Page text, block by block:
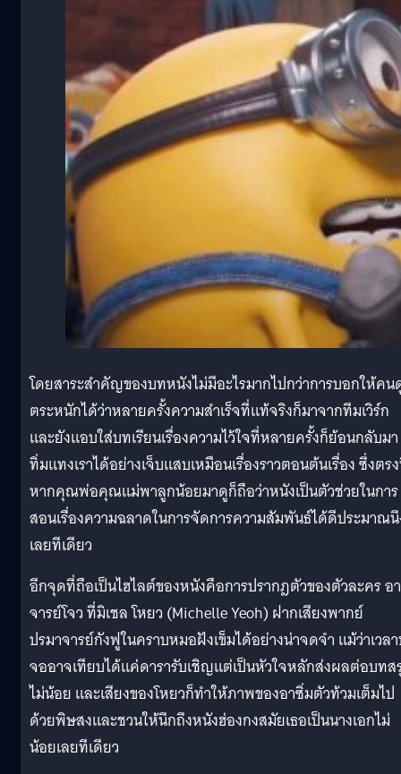
โดยสาระสำคัญของบทหนังไม่มีอะไรมากไปกว่าการบอกให้คน
ตระหนักได้ว่าหลายครั้งความสำเร็จที่แท้จริงก็มาจากทีมเวิร์ก
และยังแอบใส่บทเรียนเรื่องความไว้ใจที่หลายครั้งก็ย้อนกลับมา
ทิ่มแทงเราได้อย่างเจ็บแสบเหมือนเรื่องราวตอนต้นเรื่อง ซึ่งตร
หากคุณพ่อคุณแม่พาลูกน้อยมาดูก็ถือว่าหนังเป็นตัวช่วยในการ
สอนเรื่องความฉลาดในการจัดการความสัมพันธ์ได้ดีประมาณ
เลยทีเดียว
อีกจุดที่ถือเป็นไฮไลต์ของหนังคือการปรากฎตัวของตัวละคร อา
จารย์โจว ที่มิเชล โหยว (Michelle Yeoh) ฝากเสียงพากย์
ปรมาจารย์กังฟูในคราบหมอฝังเข็มได้อย่างน่าจดจำ แม้ว่าเวล
จออาจเทียบได้แค่ดารารับเชิญแต่เป็นหัวใจหลักส่งผลต่อบทส
ไม่น้อย และเสียงของโหยวก็ทำให้ภาพของอาซิ่มตัวท้วมเต็มไป
ด้วยพิษสงและชวนให้นึกถึงหนังฮ่องกงสมัยเธอเป็นนางเอกไม่
น้อยเลยทีเดียว